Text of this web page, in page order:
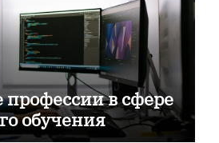
в сфере
обучения